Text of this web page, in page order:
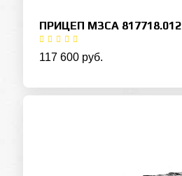
ПРИЦЕП МЗСА 817718.012
117 600 руб.